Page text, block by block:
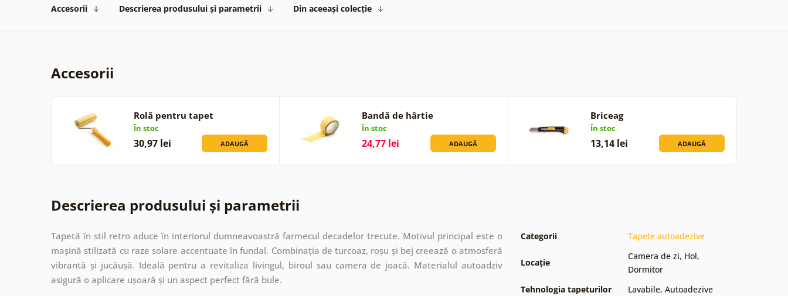
Accesorii Descrierea produsului și parametrii Din aceeași colecție
Accesorii
Rolă pentru tapet
În stoc
30,97 lei ADAUGĂ
Bandă de hârtie
În stoc
24,77 lei ADAUGĂ
Briceag
În stoc
13,14 lei ADAUGĂ
Descrierea produsului și parametrii
Tapetă în stil retro aduce în interiorul dumneavoastră farmecul decadelor trecute. Motivul principal este o
mașină stilizată cu raze solare accentuate în fundal. Combinația de turcoaz, roșu și bej creează o atmosferă
vibrantă și jucăușă. Ideală pentru a revitaliza livingul, biroul sau camera de joacă. Materialul autoadziv
asigură o aplicare ușoară și un aspect perfect fără bule.
Categorii Tapete autoadezive
Locație
Camera de zi, Hol,
Dormitor
Tehnologia tapeturilor
Lavabile, Autoadezive